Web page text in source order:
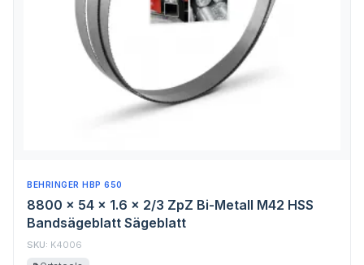
BEHRINGER HBP 650
8800 x 54 x 1.6 x 2/3 ZpZ Bi-Metall M42 HSS
Bandsägeblatt Sägeblatt
SKU: K4006